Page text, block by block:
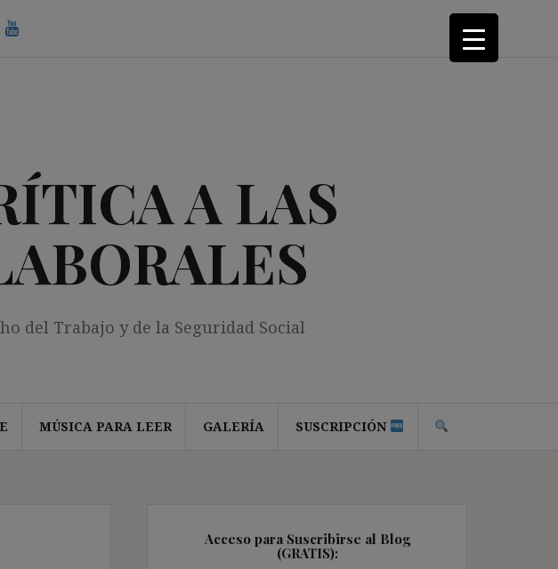
A LAS
del Trabajo y de la Seguridad Social
MÚSICA PARA LEER GALERÍA SUSCRIPCIÓN
Acceso para Suscribirse al Blog
(GRATIS):